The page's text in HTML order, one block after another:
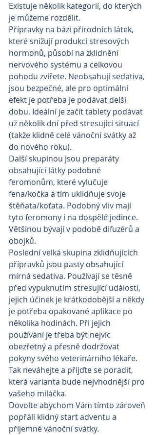
Existuje několik kategorií, do kterých
je můžeme rozdělit.
Přípravky na bázi přírodních látek,
které snižují produkci stresových
hormonů, působí na zklidnění
nervového systému a celkovou
pohodu zvířete. Neobsahují sedativa,
jsou bezpečné, ale pro optimální
efekt je potřeba je podávat delší
dobu. Ideální je začít tablety podávat
už několik dní před stresující situací
(takže klidně celé vánoční svátky až
do nového roku).
Další skupinou jsou preparáty
obsahující látky podobné
feromonům, které vylučuje
fena/kočka a tím uklidňuje svoje
štěňata/koťata. Podobný vliv mají
tyto feromony i na dospělé jedince.
Většinou bývají v podobě difuzérů a
obojků.
Poslední velká skupina zklidňujících
přípravků jsou pasty obsahující
mírná sedativa. Používají se těsně
před vypuknutím stresující události,
jejich účinek je krátkodobější a někdy
je potřeba opakované aplikace po
několika hodinách. Při jejich
používání je třeba být nejvíc
obezřetný a přesně dodržovat
pokyny svého veterinárního lékaře.
Tak neváhejte a přijďte se poradit,
která varianta bude nejvhodnější pro
vašeho miláčka.
Dovolte abychom Vám tímto zároveň
popřáli klidný start adventu a
příjemné vánoční svátky.